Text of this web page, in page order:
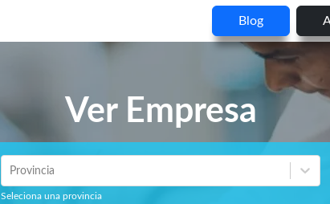
Blog
Ver Empresa
Provincia
Seleciona una provincia